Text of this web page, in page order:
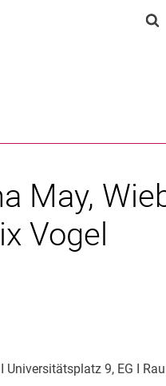
May,
Vo­gel
Universitätsplatz 9, EG I